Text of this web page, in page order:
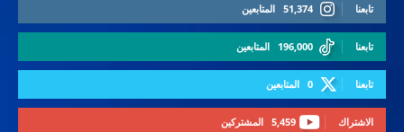
51,374 المتابعين تابعنا
196,000 المتابعين تابعنا
0 المتابعين تابعنا
5,459 المشتركين الاشتراك